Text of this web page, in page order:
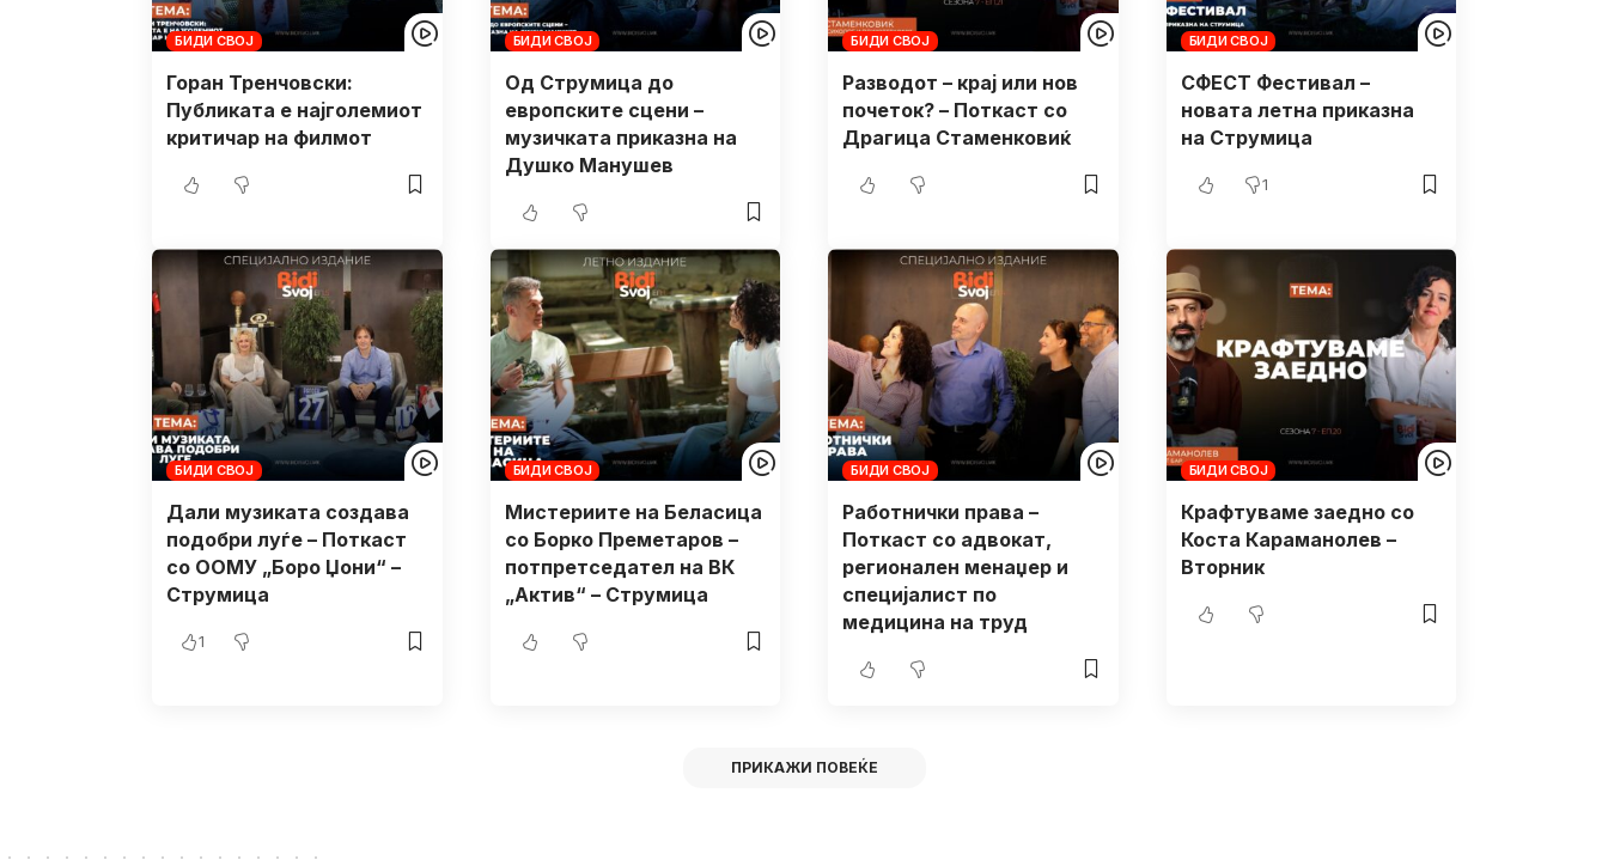
БИДИ СВОЈ
Горан Тренчовски:
Публиката е најголемиот
критичар на филмот
БИДИ СВОЈ
Од Струмица до
европските сцени –
музичката приказна на
Душко Манушев
БИДИ СВОЈ
Разводот – крај или нов
почеток? – Поткаст со
Драгица Стаменковиќ
БИДИ СВОЈ
СФЕСТ Фестивал –
новата летна приказна
на Струмица
1
БИДИ СВОЈ
Дали музиката создава
подобри луѓе – Поткаст
со ООМУ „Боро Џони“ –
Струмица
1
БИДИ СВОЈ
Мистериите на Беласица
со Борко Преметаров –
потпретседател на ВК
„Актив“ – Струмица
БИДИ СВОЈ
Работнички права –
Поткаст со адвокат,
регионален менаџер и
специјалист по
медицина на труд
БИДИ СВОЈ
Крафтуваме заедно со
Коста Караманолев –
Вторник
ПРИКАЖИ ПОВЕЌЕ